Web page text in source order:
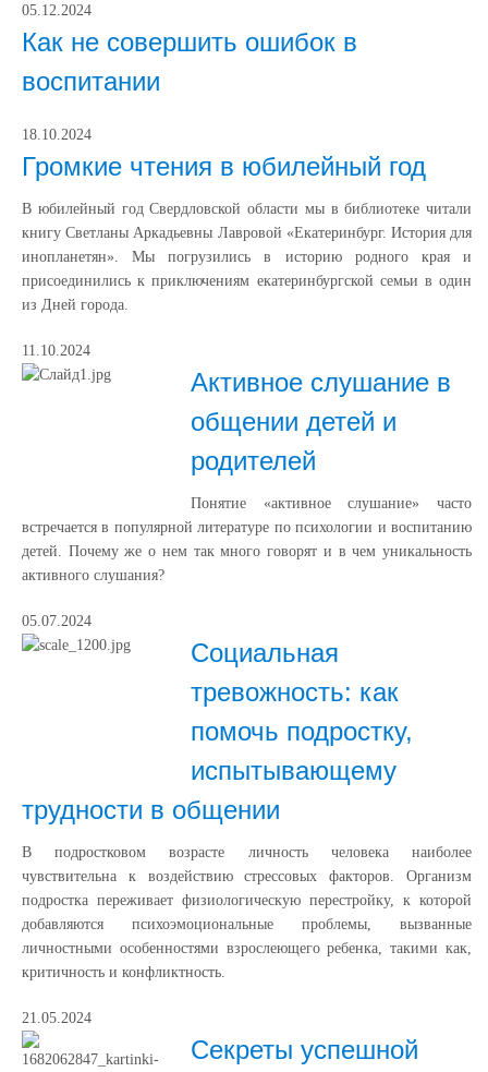
05.12.2024
Как не совершить ошибок в
воспитании
18.10.2024
Громкие чтения в юбилейный год
В юбилейный год Свердловской области мы в библиотеке читали
книгу Светланы Аркадьевны Лавровой «Екатеринбург. История для
инопланетян». Мы погрузились в историю родного края и
присоединились к приключениям екатеринбургской семьи в один
из Дней города.
11.10.2024
Активное слушание в
общении детей и
родителей
Понятие «активное слушание» часто
встречается в популярной литературе по психологии и воспитанию
детей. Почему же о нем так много говорят и в чем уникальность
активного слушания?
05.07.2024
Социальная
тревожность: как
помочь подростку,
испытывающему
трудности в общении
В подростковом возрасте личность человека наиболее
чувствительна к воздействию стрессовых факторов. Организм
подростка переживает физиологическую перестройку, к которой
добавляются психоэмоциональные проблемы, вызванные
личностными особенностями взрослеющего ребенка, такими как,
критичность и конфликтность.
21.05.2024
Секреты успешной